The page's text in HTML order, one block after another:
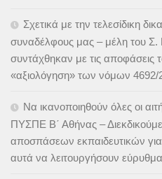
Σχετικά με την τελεσίδικη
συναδέλφους μας – μέλη του
συντάχθηκαν με τις αποφάσεις
«αξιολόγηση» των νόμων 4692/
Να ικανοποιηθούν όλες οι
ΠΥΣΠΕ Β΄ Αθήνας – Διεκδικούμε
αποσπάσεων εκπαιδευτικών
αυτά να λειτουργήσουν εύρυθμα